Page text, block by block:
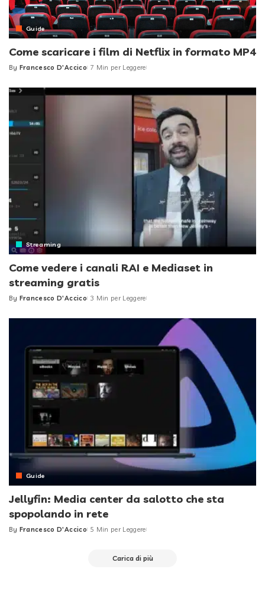
Guide
Come scaricare i film di Netflix in formato MP4
Posted
By Francesco D'Accico 7 Min per Leggere
Streaming
Come vedere i canali RAI e Mediaset in
streaming gratis
Posted
By Francesco D'Accico 3 Min per Leggere
Guide
Jellyfin: Media center da salotto che sta
spopolando in rete
Posted
By Francesco D'Accico 5 Min per Leggere
Carica di più